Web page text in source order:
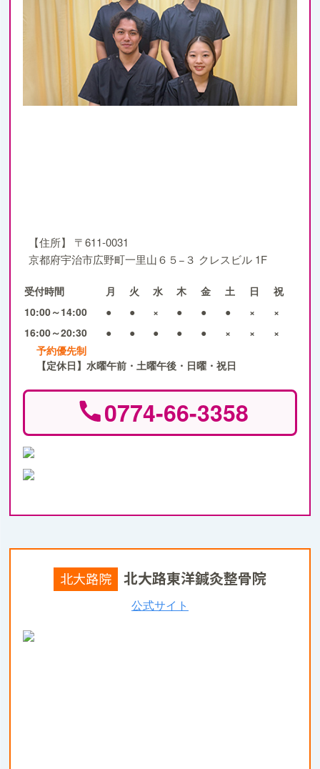
【住所】
〒611-0031
京都府宇治市広野町一里山６５−３ クレスビル 1F
受付時間 月 火 水 木 金 土 日
祝
10:00～14:00
● ● × ● ● ● ×
×
16:00～20:30
● ● ● ● ● × ×
×
予約優先制
【定休日】水曜午前・土曜午後・日曜・祝日
0774-66-3358
北大路院 北大路東洋鍼灸整骨院
公式サイト